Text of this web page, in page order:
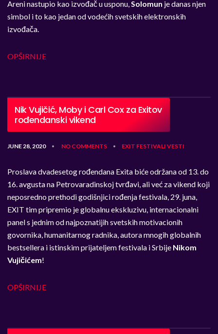
Areni nastupio kao izvođač u usponu,Solomun je danas njen
simbol i to kao jedan od vodećih svetskih elektronskih
izvođača.
OPŠIRNIJE
Nik Vujičić, Moby i Carl Cox za Exitov
rođendanski vikend
JUNE 28, 2020 • NO COMMENTS • EXIT FESTIVALI VESTI
Proslava dvadesetog rođendana Exita biće održana od 13. do
16. avgusta na Petrovaradinskoj tvrđavi, ali već za vikend koji
neposredno prethodi godišnjici rođenja festivala, 29. juna,
EXIT tim pripremio je globalnu ekskluzivu, internacionalni
panel s jednim od najpoznatijih svetskih motivacionih
govornika, humanitarnog radnika, autora mnogih globalnih
bestsellera i istinskim prijateljem festivala i Srbije Nikom
Vujičićem!
OPŠIRNIJE